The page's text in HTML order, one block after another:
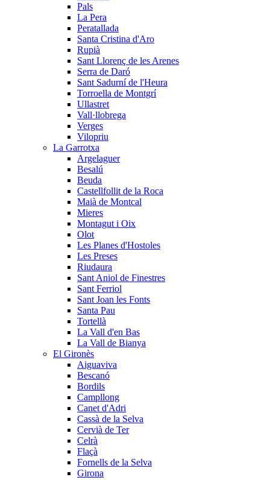
Pals
La Pera
Peratallada
Santa Cristina d'Aro
Rupià
Sant Llorenç de les Arenes
Serra de Daró
Sant Sadurní de l'Heura
Torroella de Montgrí
Ullastret
Vall·llobrega
Verges
Vilopriu
La Garrotxa
Argelaguer
Besalú
Beuda
Castellfollit de la Roca
Maià de Montcal
Mieres
Montagut i Oix
Olot
Les Planes d'Hostoles
Les Preses
Riudaura
Sant Aniol de Finestres
Sant Ferriol
Sant Joan les Fonts
Santa Pau
Tortellà
La Vall d'en Bas
La Vall de Bianya
El Gironès
Aiguaviva
Bescanó
Bordils
Campllong
Canet d'Adri
Cassà de la Selva
Cervià de Ter
Celrà
Flaçà
Fornells de la Selva
Girona